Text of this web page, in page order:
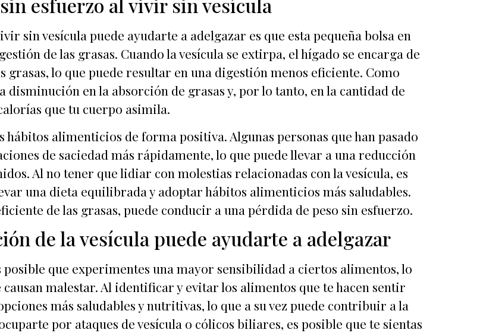
esfuerzo al vivir sin vesícula
sin vesícula puede ayudarte a adelgazar es que esta pequeña bolsa en
de las grasas. Cuando la vesícula se extirpa, el hígado se encarga de
lo que puede resultar en una digestión menos eficiente. Como
en la absorción de grasas y, por lo tanto, en la cantidad de
que tu cuerpo asimila.
alimenticios de forma positiva. Algunas personas que han pasado
de saciedad más rápidamente, lo que puede llevar a una reducción
Al no tener que lidiar con molestias relacionadas con la vesícula, es
una dieta equilibrada y adoptar hábitos alimenticios más saludables.
de las grasas, puede conducir a una pérdida de peso sin esfuerzo.
de la vesícula puede ayudarte a adelgazar
que experimentes una mayor sensibilidad a ciertos alimentos, lo
malestar. Al identificar y evitar los alimentos que te hacen sentir
más saludables y nutritivas, lo que a su vez puede contribuir a la
por ataques de vesícula o cólicos biliares, es posible que te sientas